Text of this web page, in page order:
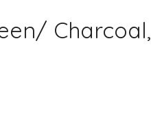
Charcoal,